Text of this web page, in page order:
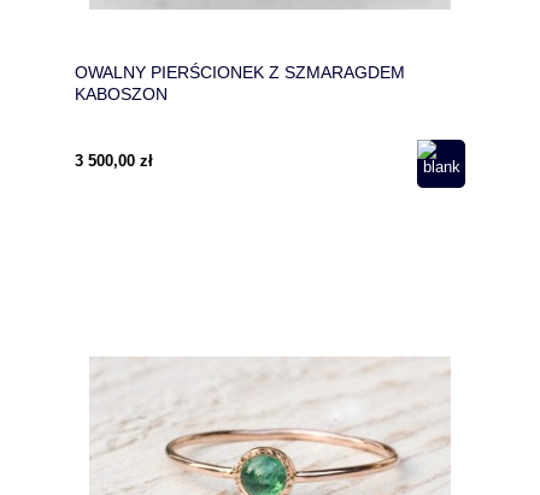
OWALNY PIERŚCIONEK Z SZMARAGDEM
KABOSZON
3 500,00 zł